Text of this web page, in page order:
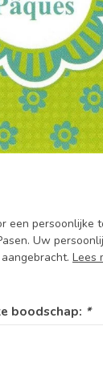
een persoonlijke
Uw
Lees
boodschap: *